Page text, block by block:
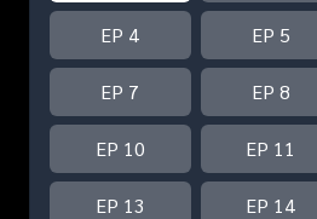
EP 4 EP 5
EP 7 EP 8
EP 10 EP 11
EP 13 EP 14